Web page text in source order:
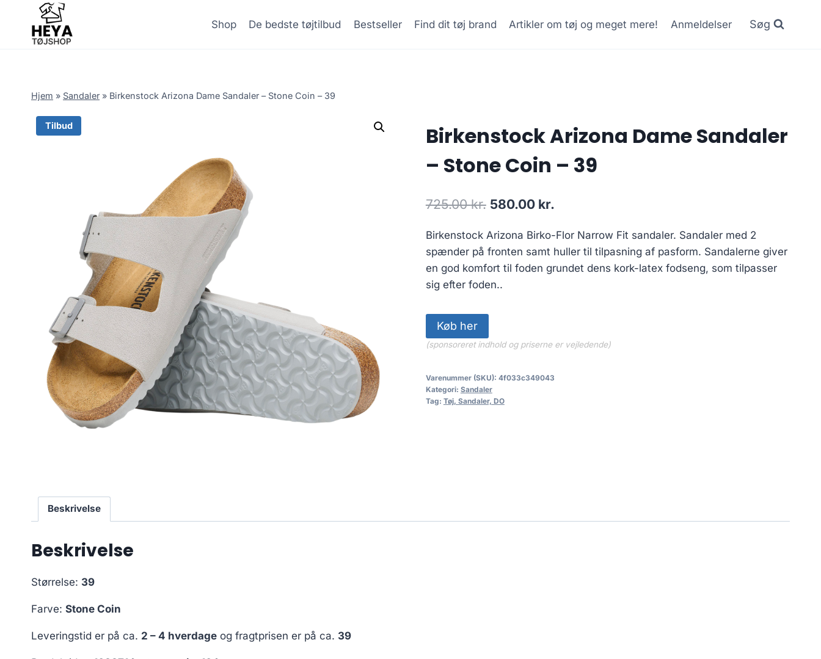
content
Shop De bedste tøjtilbud Bestseller Find dit tøj brand Artikler om tøj og meget mere! Anmeldelser Søg
Hjem » Sandaler » Birkenstock Arizona Dame Sandaler – Stone Coin – 39
Tilbud
Birkenstock Arizona Dame Sandaler
– Stone Coin – 39
725.00kr. Original
was:
725.00 kr..
580.00 kr.
is:
580.00 kr..
Birkenstock Arizona Birko-Flor Narrow Fit sandaler. Sandaler med 2
spænder på fronten samt huller til tilpasning af pasform. Sandalerne giver
en god komfort til foden grundet dens kork-latex fodseng, som tilpasser
sig efter foden..
Køb her
(sponsoreret indhold og priserne er vejledende)
Varenummer (SKU): 4f033c349043
Kategori: Sandaler
Tag: Tøj, Sandaler, DO
Beskrivelse
Beskrivelse
Størrelse: 39
Farve: Stone Coin
Leveringstid er på ca. 2 – 4 hverdage og fragtprisen er på ca. 39